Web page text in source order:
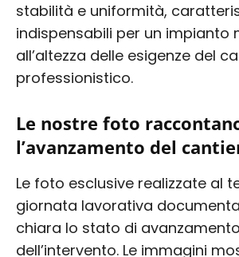
stabilità e uniformità,
indispensabili per un impianto
all’altezza delle esigenze del
professionistico.
Le nostre foto
l’avanzamento del
Le foto esclusive realizzate al
giornata lavorativa
chiara lo stato di avanzamento
dell’intervento. Le immagini